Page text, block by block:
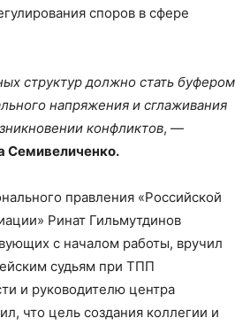
споров в сфере
структур должно стать буфером
напряжения и сглаживания
конфликтов, —
Семивеличенко.
правления «Российской
Ринат Гильмутдинов
с началом работы, вручил
судьям при ТПП
и руководителю центра
что цель создания коллегии и